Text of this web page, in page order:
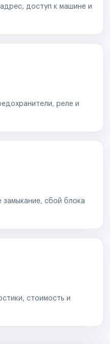
доступ к машине и
реле и
замыкание, сбой блока
стоимость и